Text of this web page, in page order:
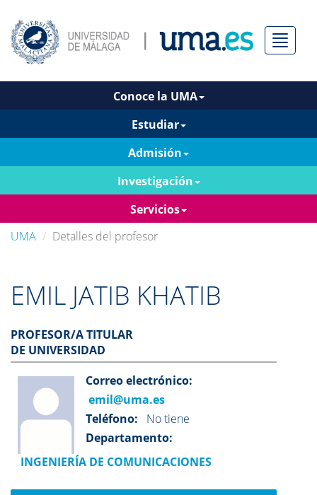
Menú
Conoce la UMA
Estudiar
Admisión
Investigación
Servicios
UMA
Detalles del profesor
EMIL JATIB KHATIB
PROFESOR/A TITULAR
DE UNIVERSIDAD
Correo electrónico:
emil@uma.es
Teléfono: No tiene
Departamento:
INGENIERÍA DE COMUNICACIONES